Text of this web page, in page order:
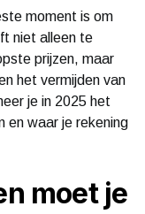
moment is om
niet alleen te
prijzen, maar
het vermijden van
je in 2025 het
en waar je rekening
moet je